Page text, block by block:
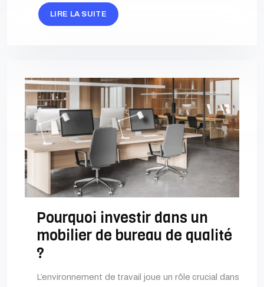
LIRE LA SUITE
Pourquoi investir dans un
mobilier de bureau de qualité
?
L’environnement de travail joue un rôle crucial dans